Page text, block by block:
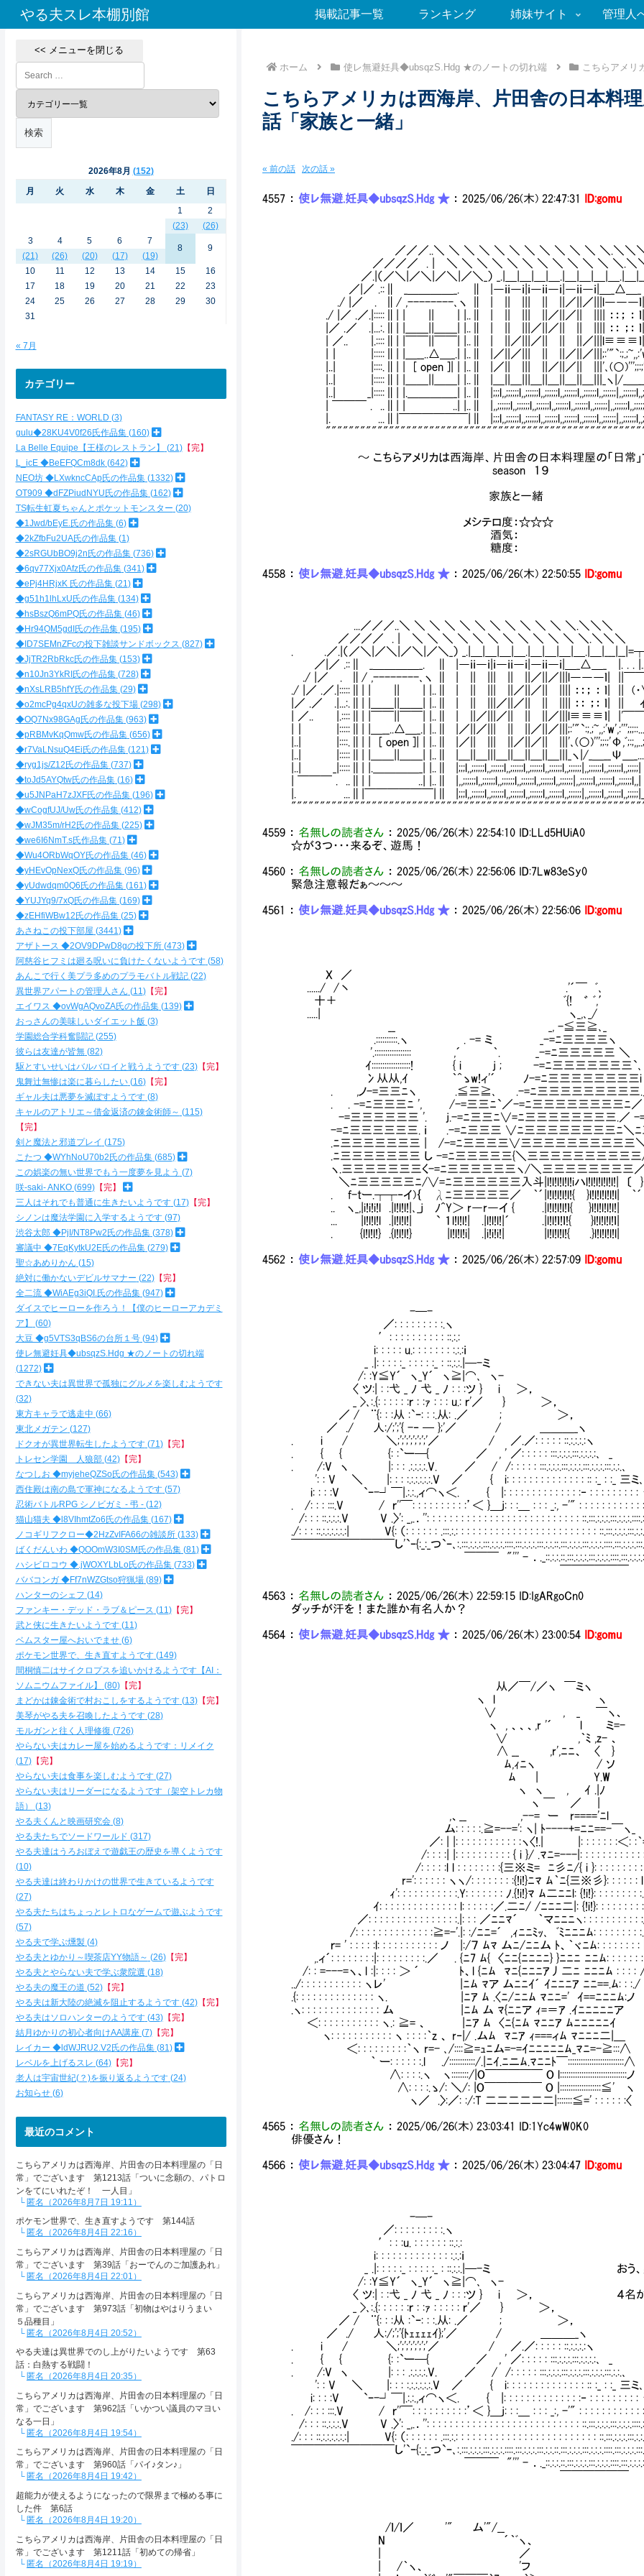
やる夫スレ本棚別館 掲載記事一覧 ランキング 姉妹サイト 管理人
ホーム 使レ無避妊具◆ubsqzS.Hdg ★のノートの切れ端 こちらアメリ
こちらアメリカは西海岸、片田舎の日本料
話「家族と一緒」
« 前の話 次の話 »
4557 ： 使レ無避.妊具◆ubsqzS.Hdg ★： 2025/06/26(木) 22:47:31 ID:gomu
／／／..＼ ＼ ＼ ＼ ＼ ＼ ＼ ＼ ＼ ＼ ＼ ＼.＼＼
／／／／ . | ＼ ＼ ＼ ＼ ＼ ＼ ＼ ＼ ＼ ＼ ＼ ＼.＼
／.|（／＼|／＼|／＼|／＼_） _.|＿|＿|＿|＿.|＿|＿|＿|＿.|＿
／|／ .::∥ _＿＿＿＿_. ∥ |―ｉｉ―ｉ|ｉ―ｉｉ―ｉ|―ｉｉ―ｉ|＿_△＿_
./ |／ . ∥/ ,--------､ヽ ∥ | || ||| || ||／||／|||l―――ｌ| ||
./ |／ .／.|:::::∥| | || | |..∥ | || ||| ||／||／|| |||| ：：； ： ｌ| ||
|／ .／ .|...:.∥| |＿＿||＿＿| |..∥ | || |||／||／|| || |||| ：： ；： ｌ|
| ／.. |.::::∥| |￣￣||￣￣| |..∥ | ||／|||／|| || ||／|||l≡≡≡ｌ
|｜ |:::::∥| |＿__..△＿_.| |..∥ |／||／||| || ||／||／
|..| |::::.∥| | [ open ]| | |..∥ |／|| ||| ||／||／|| |||'､
|..| |:::::∥| |＿＿||＿＿| |..∥ |＿||＿|||＿||＿||＿||＿|||_ヽ|/_＿
|..| _|:::::∥| |.＿＿＿＿_| |..∥
| ￣￣￣ . ..∥| | ..| |..∥
|. ...∥|￣￣￣￣￣￣|∥
～ こちらアメリカは西海岸、片田舎の日本料理屋の「日常」
season １９
家族と一緒
メシテロ度：☆☆☆
酒気：
糖度：
4558 ： 使レ無避.妊具◆ubsqzS.Hdg ★： 2025/06/26(木) 22:50:55 ID:gomu
...／／／..＼ ＼ ＼ ＼ ＼ ＼ ＼ ＼ ＼ ＼ ＼ ＼.＼＼＼
／／／／ . | ＼ ＼ ＼ ＼ ＼ ＼ ＼ ＼ ＼ ＼ ＼ ＼.＼＼＼
. .／.|（／＼|／＼|／＼|／＼_） _.|＿|＿|＿|＿.|＿|＿|＿|＿.|＿
／|／ .::∥ _＿＿＿＿_. ∥ |―ｉｉ―ｉ|ｉ―ｉｉ―ｉ|―ｉｉ―ｉ|＿_△＿_ |. . .
./ |／ . ∥/ ,--------､ヽ ∥ | || ||| || ||／||／|||l―――ｌ| ||￣￣
./ |／ .／.|:::::∥| | || | |..∥ | || ||| ||／||／|| |||| ：：； ： ｌ| || (・∀
|／ .／ .|...:.∥| |＿＿||＿＿| |..∥ | || |||／||／|| || |||| ：： ；： ｌ| || ｲｲ !!
| ／.. |.::::∥| |￣￣||￣￣| |..∥ | ||／|||／|| || ||／|||l≡≡≡ｌ| |'￣
|｜ |:::::∥| |＿__..△＿_.| |..∥ |／||／||| || ||／||／
|..| |::::.∥| | [ open ]| | |..∥ |／|| ||| ||／||／|| |||'､
|..| |:::::∥| |＿＿||＿＿| |..∥ |＿||＿|||＿||＿||＿||＿|||_ヽ|/_＿__Ψ＿
|..| _|:::::∥| |.＿＿＿＿_| |..∥
| ￣￣￣ . ..∥| | ..| |..∥
|. ...∥|￣￣￣￣￣￣|∥
4559 ： 名無しの読者さん ： 2025/06/26(木) 22:54:10 ID:LLd5HUiA0
☆が３つ・・・来るぞ、遊馬！
4560 ： 名無しの読者さん ： 2025/06/26(木) 22:56:06 ID:7Lw83eSy0
緊急注意報だぁ～～～
4561 ： 使レ無避.妊具◆ubsqzS.Hdg ★： 2025/06/26(木) 22:56:06 ID:gomu
｀ヽ
X ／
....../ /丶 .'´￣ ﾞ､
十＋ ﾞ{! ゛ ﾞ,′
.....| ヽ_,､_/ ヽ
__ _, -≦三≧､_ r≦
.::::::::::.ヽ . -= ミ _-=ﾆ三三三三ヽ ,ノ-
'.::::::::::::::::: ,´ ｀. _-=ﾆ三三三三三 ＼ _-=
ｲ::::::::::::::::::! { i j ; -=ﾆ三三三三三三三`､ _-=ﾆ
冫从从,ｲ ｀^ゝw!ィ'´ ﾉ-=ﾆ三三三三三三三三i .'-=ﾆ
. ,ノ-=三三ﾆヽ .≦三≧､ .-=ﾆ三三三三三三三三三.／ -=
. . -=ﾆ三三三ﾆ ', /-=三三ﾆ`／-=ﾆ三三三三三三三三ﾆ／ -=
-=三三三三三三 '. j.-=ﾆ三三ﾆ∨=ﾆ三三三三三三三三.／ -=ﾆ
-=ﾆ三三三三三三. ｉ .-=ﾆ三三三 ∨ﾆ三三三三三三三三ﾆ＼ﾆ三
.ﾆ三三三三三三三 | /-=ﾆ三三三三∨三三三三三三三三三三＼
.ﾆ三三三三三三三 し -=ﾆ三三三三三{＼三三三三三三三三三三/
ヽ.三三三三三三三く-=ﾆ三三三三三三ヽ/＼三三三三三三三三／」
＼ﾆ三三三三三ﾆ/∨=ﾆ三三三三三三入斗|l!l!l!l!l!iハl!l!l!l!l!l!| 〔 }
. f-tー.┬┬‐イ)｛ λﾆ三三三三三／ ｀´|l!l!l!l!l!{ }l!l!l!l!l!l| ｀´ `
.. ヽ_,|i!i!i!l .|l!l!l!|､_j ﾉ^Y＞ r―r―イ { .|l!l!l!l!ｌ{
... |l!l!l!l .|l!l!l!| ` １l!l!l!| .|l!l!l!|´ .|l!l!ｌ!ｌ!{ }l!l!l!l!ｌ|
. {l!l!l!} .{l!l!l!} |l!l!l!i| .|i!i!i!| |l!l!l!l!{ .}l!l!l!l!l|
4562 ： 使レ無避.妊具◆ubsqzS.Hdg ★： 2025/06/26(木) 22:57:09 ID:gomu
-─-
／: : : : : : : : :.ヽ
′: : : : : : : : : : ::.:.:
i: : : : : u.: : : : : : : :.:.:ｉ
_ .|: : : : :_ : : : : :_ : ::.:.:.|─-ミ
/: :Y≦Y´ ヽ_Y´ ヽ≧|⌒､ ヽ-
〈 ツ:| : :弋 _ ﾉ 弋 _ ﾉ : : :ツ } i ＞，
_ >､:.{: : : : : :ｒ : :ｧ : : : u.: ｒ'／ } ＞，
／ / ¨{: : :从 :`ｰ: : :.从: .／ ; ＞，
／ ./ 人:/;';'{ -‐ ─ };'／ / ＿＿＿_ヽ
. i / ＼;';';';';';';'／ / ／.／: : : : : ::.:.:.:.:ヽ
. { { {: :`ー─{ ／ , ' ／: : : : : :::.:.:.:.:::.:.:.:.:､ _
. /:V ヽ |: : : .:.:.:.:.V. ／ / /: : : : : :::.:.:.:.:::.:.:.:.:::.:.:.:.:::.:.:.､
': : V ＼ |: : : :.:.:.:.:.:.V ／ { i: : : : : : : : : : : : : : :: :_ : :_ 三ミ､
i: : : :V `ｰ-┘￣|.:.:.,ィ⌒ヽ＜. { |: : : : : : : : : : : : : :‐ : : : : : : : : :
. /: : : :::.V / ｒ''￣: : : : : : : : : :’＜ }＿j: : :＿ : : : _:, -'" : : : : : : : : : : :
/: : : ::.:.:.:.V V .〉': _,.．'': : : : : : : : : : : : : : : : : : : : : : : : : : :
./: : : ::.:.:.:.:.:.:| V{: （: : : : : : .:::.:.: : : : : : : : : : : : : : : : : : : : : : : : :
￣￣￣￣￣￣￣￣￣し'`ｰ{:_:_つ`ｰ､
￣￣￣ "''' - ．._::.:.:.::.:::.:.:.:.:::.:.:.:.::::.:::.:.:.:.:
4563 ： 名無しの読者さん ： 2025/06/26(木) 22:59:15 ID:IgARgoCn0
ダッチが汗を！また誰か有名人か？
4564 ： 使レ無避.妊具◆ubsqzS.Hdg ★： 2025/06/26(木) 23:00:54 ID:gomu
从／￣/／ヽ ￣ミヽ
ヽ l ヽ
∨ , _ ￣ヽ、
ヽ , 、、、,r '´ l ミ=-
∨ ,｀ﾐ ,z- 、
∧ __ ,r',ﾆﾆ、 〈 }
ﾑ,ｨﾆヽ / ソ 約束通り、今度
ﾑ | Y.W
ヽ ヽ , ｲ .|ﾉ
ヽ ￣ ／ |
,、__ ,--= ー r===='ﾆl
ム: : : : :.≧=--=': ヽ| ﾄ----+=ﾆﾆ==-￣ヽ_
／: | |: : : : : : : : : : : :ヽ〈!.| |: : : : : : :＜: :｀=-
/: : : :| |: : : : : : : : : : { i }/ .ﾏﾆ=---|: : : : : : : : : : : : :
/: : : : :l l : : : : : : : :{三※ミ= ﾆ彡ﾆ/{ i }: : : : : : : : : : : : :
r=': : : : : : ヽヽ/: : : : : : : :{!i!}ﾆﾏ ﾑ｀ﾆ{三※彡}: : : : : : l : : :
ｨ': : : : : : : : : : :.Y: : : : : : : ﾉ.{!i!}ﾏ ﾑ二ﾆﾆl: {!i!}: : : : : : : : :.| : /
ｲ: : : : : : : : : : : : : : l: : : : : :／.二ﾆ/ /ﾆﾆﾆ二|: {!i!}: : : : : : : : :|:/:
／: : : : : : : : : : : : : : : :.|: : : ／ﾆﾆﾏ´ ｀マﾆﾆﾆヽ: : : : : : : : : : :/: :
/: : : : : : : : : : : : : :≧=-'.|: :/ﾆﾆ=´ ,ｨﾆﾆﾐｯ､ ﾞﾐﾆﾆﾆﾑ: : : : : : : : :.|: :
ｒ= ' : : : : :l: : : : : : : : : : : ノ |:/７ ﾑﾏ ムﾆ/ﾆﾆム ﾄ、｀ヾﾆﾑ: : : : : : : : |:
,.ィ´: : : : : : : :|: : : : : : : : :.／ . {ﾆ7 ﾑ{ 〈ﾆﾆ{ﾆﾆﾆﾆ} }ﾆﾆﾆ ﾆﾆﾑ: : : : : : :ト:
/: : =---=ヽ、l :|: : : : ＞ ´ ﾄ、l {ﾆﾑ ﾏﾆ{ﾆﾆﾆｱ丿二ﾆ ﾆﾆﾆﾑ : : : : ∧:
../: : : : : : : : : : : ヽレ' |ﾆﾑ ﾏア ムﾆﾆｲ´ ｲﾆﾆﾆｱ ﾆﾆ==.ﾑ: : :./ .ﾏ :
.{: : : : : : : : : : : : : : ヽ. |ﾆｱ ﾑ .〈ﾆ/ﾆﾆﾑ ﾏﾆﾆ=' ｲ==ﾆﾆﾆﾑ:ノ ﾏ:
.ヽ: : : : : : : : : : : : : : ム |ﾆﾑ ム ﾏ{ﾆﾆア ｨ=＝ｱ .ｲﾆﾆﾆﾆﾆア
＜: : : : : : : : : : : ヽ.: ≧= 、 |ﾆｱ ﾑ 〈ﾆ{ﾆﾑ ﾏﾆﾆｱ ﾑﾆﾆﾆﾆﾆｲ
ヽ: : : : : : : : : : : ヽ : : : :｀z 、 r‐|/ .ムﾑ ﾏﾆｱ ｨ===ィﾑ ﾏﾆﾆﾆ二
＜: : : : : : : : :｀ヽ r=- ､/::::≧=ｭﾆム=-=ｲﾆﾆﾆﾆﾆﾑ_ﾏﾆ=-
｀ ー: : : : : :.l ./::::::::::::/.|ﾆｲ.ﾆニﾑ.ﾏﾆﾆﾄ￣
∧: : : :.ヽ ヽ::::::::/|O￣￣￣￣￣ O l:::::::::::::::::::::::::::::::
∧: : : :.ゝ/: ＼/: |O￣￣￣￣￣ O |:::::::::::::::::::≦'
ヽ／ .〉:／: :/:T 二二二二二二|:::::::≦=' : : : : : :〈
4565 ： 名無しの読者さん ： 2025/06/26(木) 23:03:41
ID:1Yc4wW0K0
俳優さん！
4566 ： 使レ無避.妊具◆ubsqzS.Hdg ★： 2025/06/26(木) 23:04:47 ID:gomu
-─-
／: : : : : : : : :.ヽ
′: : :u. : : : : : : ::.:.:
i: : : : : : : : : : : : : :.:.:ｉ
_ .|: : : : :_ : : : : :_ : ::.:.:.|─-ミ おう、贔屓にして
/: :Y≦Y´ ヽ_Y´ ヽ≧|⌒､ ヽ-
〈 ツ:| : :弋 _ ﾉ 弋 _ ﾉ : : :ツ } i ＞， ４名か
_ >､:.{: : : : : :ｒ : :ｧ : : : : : ｒ'／ } ＞，
／ / ¨{: : :从 :`ｰ: : :.从: .／ ; ＞，
／ ./ 人:/;';'{ﾄｪｪｪｪｲ};'／ / ＿＿＿_ヽ
. i / ＼;';';';';';';'／ / ／.／: : : : : ::.:.:.:.:ヽ
. { { {: :`ー─{ ／ , ' ／: : : : : :::.:.:.:.:::.:.:.:.:､ _
. /:V ヽ |: : : .:.:.:.:.V. ／ / /: : : : : :::.:.:.:.:::.:.:.:.:::.:.:.:.:::.:.:.､
': : V ＼ |: : : :.:.:.:.:.:.V ／ { i: : : : : : : : : : : : : : :: :_ : :_ 三ミ､
i: : : :V `ｰ-┘￣|.:.:.,ィ⌒ヽ＜. { |: : : : : : : : : : : : : :‐ : : : : : : : : :
. /: : : :::.V / ｒ''￣: : : : : : : : : :’＜ }＿j: : :＿ : : : _:, -'" : : : : : : : : : : :
/: : : ::.:.:.:.V V .〉': _,.．'': : : : : : : : : : : : : : : : : : : : : : : : : : :
./: : : ::.:.:.:.:.:.:| V{: （: : : : : : .:::.:.: : : : : : : : : : : : : : : : : : : : : : : : :
￣￣￣￣￣￣￣￣￣し'`ｰ{:_:_つ`ｰ､
￣￣￣ "''' - ．._::.:.:.::.:::.:.:.:.:::.:.:.:.::::.:::.:.:.:.:
/ｌ/ｌ／ '" ム'"/__
N ´｀ﾞヽ、
| ／
| /｀ヽ、 'フ
<< メニューを閉じる
2026年8月
152
月
火 水 木 金 土
日
1
(23)
2
(26)
3
(21)
4
(26)
5
(20)
6
(17)
7
(19)
8 9
10 11 12 13 14 15
16
17
18 19 20 21 22
23
24
25 26 27 28 29
30
31
« 7月
カテゴリー
FANTASY RE：WORLD 3
gulu◆28KU4V0f26氏作品集 160
La Belle Equipe【王様のレストラン】
21 【完】
L_icE ◆BeEFQCm8dk 642
NEO坊 ◆LXwkncCAp氏の作品集 1332
OT909 ◆dFZPiudNYU氏の作品集 162
TS転生虹夏ちゃんとポケットモンスター 20
◆1Jwd/bEyE.氏の作品集 6
◆2kZfbFu2UA氏の作品集 1
◆2sRGUbBO9j2n氏の作品集 736
◆6qv77Xjx0Afz氏の作品集 341
◆ePj4HRjxK 氏の作品集 21
◆g51h1lhLxU氏の作品集 134
◆hsBszQ6mPQ氏の作品集 46
◆Hr94QM5gdI氏の作品集 195
◆ID7SEMnZFcの投下雑談サンドボックス 827
◆JjTR2RbRkc氏の作品集 153
◆n10Jn3YkRI氏の作品集 728
◆nXsLRB5hfY氏の作品集 29
◆o2mcPg4qxUの雑多な投下場 298
◆OQ7Nx98GAg氏の作品集 963
◆pRBMvKqQmw氏の作品集 656
◆r7VaLNsuQ4Ei氏の作品集 121
◆ryg1js/Z12氏の作品集 737
◆toJd5AYQtw氏の作品集 16
◆u5JNPaH7zJXF氏の作品集 196
◆wCogfUJ/Uw氏の作品集 412
◆wJM35m/rH2氏の作品集 225
◆we6I6NmT.s氏作品集 71
◆Wu4ORbWqOY氏の作品集 46
◆yHEvOpNexQ氏の作品集 96
◆yUdwdqm0Q6氏の作品集 161
◆YUJYq9/7xQ氏の作品集 169
◆zEHfiWBw12氏の作品集 25
あさねこの投下部屋 3441
アザトース ◆2OV9DPwD8gの投下所 473
阿慈谷ヒフミは廻る呪いに負けたくないようです 58
あんこで行く美プラ多めのプラモバトル戦記 22
異世界アパートの管理人さん 11 【完】
エイワス ◆ovWgAQvoZA氏の作品集 139
おっさんの美味しいダイエット飯 3
学園総合学科奮闘記 255
彼らは友達が皆無 82
駆とすいせいはバルバロイと戦うようです 23 【完】
鬼舞辻無惨は楽に暮らしたい 16 【完】
ギャル夫は悪夢を滅ぼすようです 8
キャルのアトリエ～借金返済の錬金術師～
115
【完】
剣と魔法と邪道プレイ
175
こたつ ◆WYhNoU70b2氏の作品集 685
この娯楽の無い世界でもう一度夢を見よう
7
咲-saki- ANKO 699 【完】
三人はそれでも普通に生きたいようです 17 【完】
シノンは魔法学園に入学するようです 97
渋谷太郎 ◆PjI/NT8Pw2氏の作品集 378
審議中 ◆7EqKytkU2E氏の作品集 279
聖☆あめりかん 15
絶対に働かないデビルサマナー 22 【完】
全二流 ◆WiAEg3iQI.氏の作品集 947
ダイスでヒーローを作ろう！【僕のヒーローアカデミ
ア】
60
大豆 ◆g5VTS3qBS6の台所１号 94
使レ無避妊具◆ubsqzS.Hdg ★のノートの切れ端
1272
できない夫は異世界で孤独にグルメを楽しむようです
32
東方キャラで逃走中 66
東北メガテン 127
ドクオが異世界転生したようです 71 【完】
トレセン学園 人狼部 42 【完】
なつしお ◆myjeheQZSo氏の作品集 543
西住殿は南の島で軍神になるようです 57
忍術バトルRPG シノビガミ - 弔 - 12
猫山猫夫 ◆l8VIhmtZo6氏の作品集 167
ノコギリフクロー◆2HzZvIFA66の雑談所 133
ばくだんいわ ◆QOOmW3I0SM氏の作品集 81
ハシビロコウ ◆.jWOXYLbLo氏の作品集 733
ババコンガ ◆Ff7nWZGtso狩猟場 89
ハンターのシェフ 14
ファンキー・デッド・ラブ＆ピース 11 【完】
武と侠に生きたいようです 11
ベムスター屋へおいでませ 6
ポケモン世界で、生き直すようです 149
間桐慎二はサイクロプスを追いかけるようです【AI：
ソムニウムファイル】
80 【完】
まどかは錬金術で村おこしをするようです 13 【完】
美琴がやる夫を召喚したようです 28
モルガンと往く人理修復 726
やらない夫はカレー屋を始めるようです：リメイク
17 【完】
やらない夫は食事を楽しむようです 27
やらない夫はリーダーになるようです（架空トレカ物
語）
13
やる夫くんと映画研究会 8
やる夫たちでソードワールド 317
やる夫達はうろおぼえで遊戯王の歴史を導くようです
10
やる夫達は終わりかけの世界で生きているようです
27
やる夫たちはちょっとレトロなゲームで遊ぶようです
57
やる夫で学ぶ燻製 4
やる夫とゆかり～喫茶店YY物語～
26 【完】
やる夫とやらない夫で学ぶ衆院選 18
やる夫の魔王の道 52 【完】
やる夫は新大陸の絶滅を阻止するようです 42 【完】
やる夫はソロハンターのようです 43 【完】
結月ゆかりの初心者向けAA講座 7 【完】
レイカー ◆ldWJRU2.V2氏の作品集 81
レベルを上げるスレ 64 【完】
老人は宇宙世紀(？)を振り返るようです 24
お知らせ 6
最近のコメント
こちらアメリカは西海岸、片田舎の日本料理屋の「日
常」でございます 第1213話「ついに念願の、パトロ
ンをてにいれたぞ！ 一人目」
匿名（2026年8月7日 19:11）
ポケモン世界で、生き直すようです 第144話
匿名（2026年8月4日 22:16）
こちらアメリカは西海岸、片田舎の日本料理屋の「日
常」でございます 第39話「おーでんのご加護あれ」
匿名（2026年8月4日 22:01）
こちらアメリカは西海岸、片田舎の日本料理屋の「日
常」でございます 第973話「初物はやはりうまい
５品種目」
匿名（2026年8月4日 20:52）
やる夫達は異世界でのし上がりたいようです 第63
話：白熱する戦闘！
匿名（2026年8月4日 20:35）
こちらアメリカは西海岸、片田舎の日本料理屋の「日
常」でございます 第962話「いかつい議員のマヨい
なる一日」
匿名（2026年8月4日 19:54）
こちらアメリカは西海岸、片田舎の日本料理屋の「日
常」でございます 第960話「パイ♪タン♪」
匿名（2026年8月4日 19:42）
超能力が使えるようになったので限界まで極める事に
した件 第6話
匿名（2026年8月4日 19:20）
こちらアメリカは西海岸、片田舎の日本料理屋の「日
常」でございます 第1211話「初めての帰省」
匿名（2026年8月4日 19:19）